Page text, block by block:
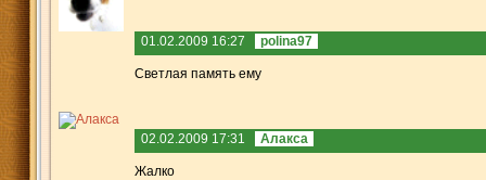
01.02.2009 16:27 polina97
Светлая память ему
02.02.2009 17:31 Алакса
Жалко